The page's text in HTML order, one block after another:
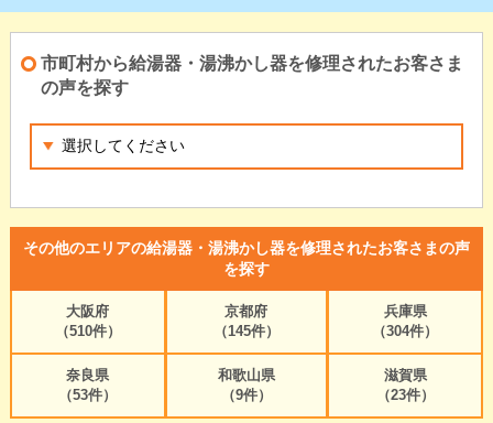
市町村から給湯器・湯沸かし器を修理されたお客さま
の声を探す
その他のエリアの給湯器・湯沸かし器を修理されたお客さまの声
を探す
大阪府
（510件）
京都府
（145件）
兵庫県
（304件）
奈良県
（53件）
和歌山県
（9件）
滋賀県
（23件）